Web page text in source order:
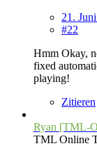
21.
#22
Hmm Okay,
fixed
playing!
Zitieren
Ryan [TML-
TML Online